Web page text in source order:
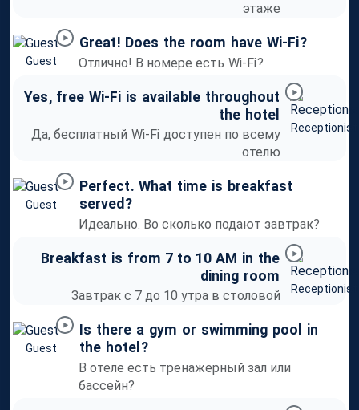
этаже
Guest
Great! Does the room have Wi-Fi?
Отлично! В номере есть Wi-Fi?
Receptionist
Yes, free Wi-Fi is available throughout
the hotel
Да, бесплатный Wi-Fi доступен по всему
отелю
Guest
Perfect. What time is breakfast
served ?
Идеально. Во сколько подают завтрак?
Receptionist
Breakfast is from 7 to 10 AM in the
dining room
Завтрак с 7 до 10 утра в столовой
Guest
Is there a gym or swimming pool
in
the hotel ?
В отеле есть тренажерный зал или
бассейн?